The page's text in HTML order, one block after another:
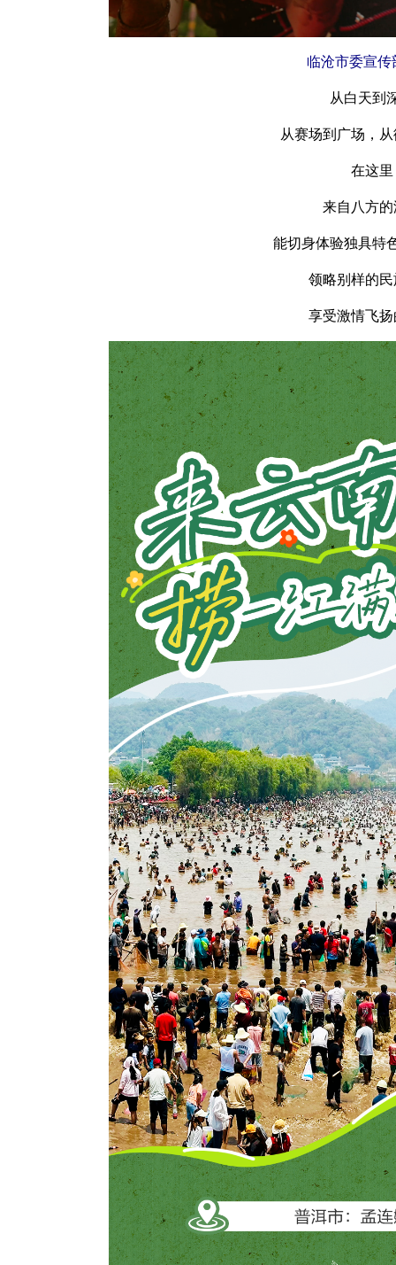
临沧市委宣传
从白天到
从赛场到广场，
在这里
来自八方
能切身体验独具特
领略别样的
享受激情飞